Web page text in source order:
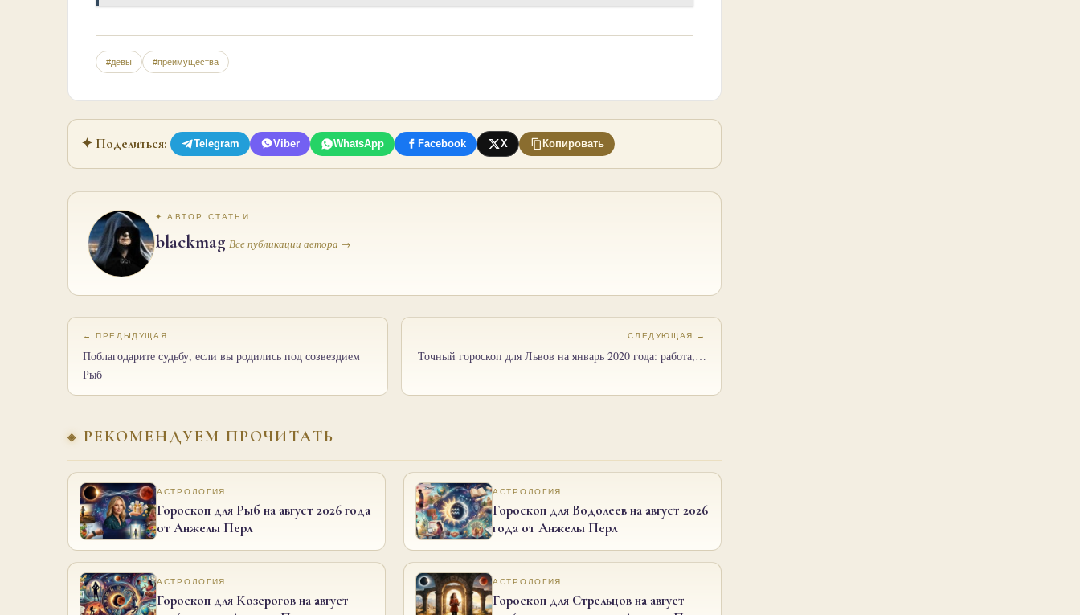
#девы #преимущества
✦ Поделиться: Telegram Viber WhatsApp Facebook X Копировать
✦ АВТОР СТАТЬИ
blackmag Все публикации автора →
← ПРЕДЫДУЩАЯ
Поблагодарите судьбу, если вы родились под созвездием
Рыб
СЛЕДУЮЩАЯ →
Точный гороскоп для Львов на январь 2020 года: работа,…
РЕКОМЕНДУЕМ ПРОЧИТАТЬ
АСТРОЛОГИЯ
Гороскоп для Рыб на август 2026 года
от Анжелы Перл
АСТРОЛОГИЯ
Гороскоп для Водолеев на август 2026
года от Анжелы Перл
АСТРОЛОГИЯ
Гороскоп для Козерогов на август
АСТРОЛОГИЯ
Гороскоп для Стрельцов на август